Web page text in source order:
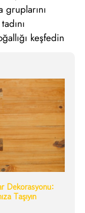
gruplarını
keşfedin
Dekorasyonu:
Taşıyın